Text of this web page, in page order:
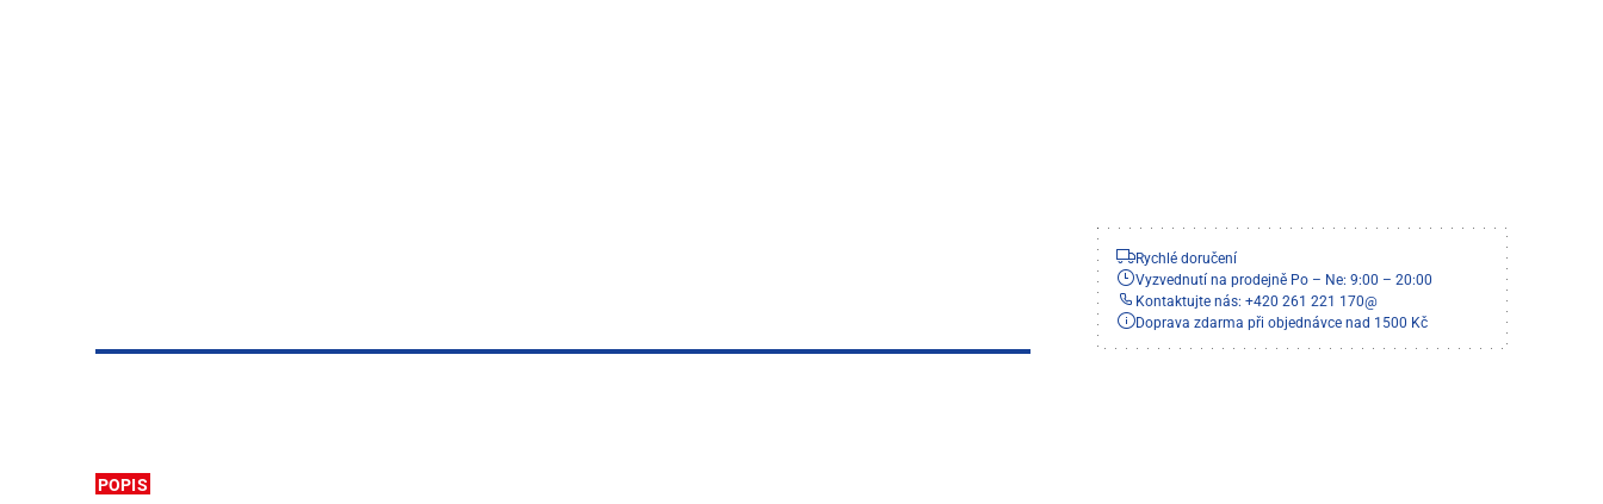
Rychlé doručení
Vyzvednutí na prodejně Po – Ne: 9:00 – 20:00
Kontaktujte nás: +420 261 221 170@
Doprava zdarma při objednávce nad 1500 Kč
POPIS